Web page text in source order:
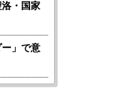
・国家
」で意